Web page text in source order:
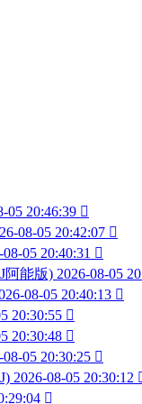
05 20:46:39 
08-05 20:42:07 
08-05 20:40:31 
阿能版) 2026-08-05
08-05 20:40:13 
20:30:55 
20:30:48 
08-05 20:30:25 
2026-08-05 20:30:12
